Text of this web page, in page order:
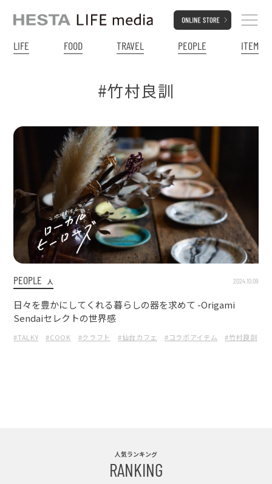
LIFE FOOD TRAVEL PEOPLE ITEM
#竹村良訓
PEOPLE 人 2024.10.09
日々を豊かにしてくれる暮らしの器を求めて -Origami
Sendaiセレクトの世界感
#TALKY #COOK #クラフト #仙台カフェ #コラボアイテム #竹村良訓
人気ランキング
RANKING